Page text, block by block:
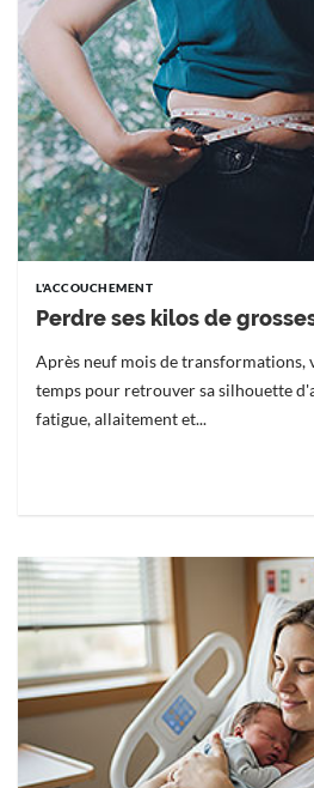
L'ACCOUCHEMENT
Perdre ses kilos de
Après neuf mois de transformations,
temps pour retrouver sa silhouette
fatigue, allaitement et...